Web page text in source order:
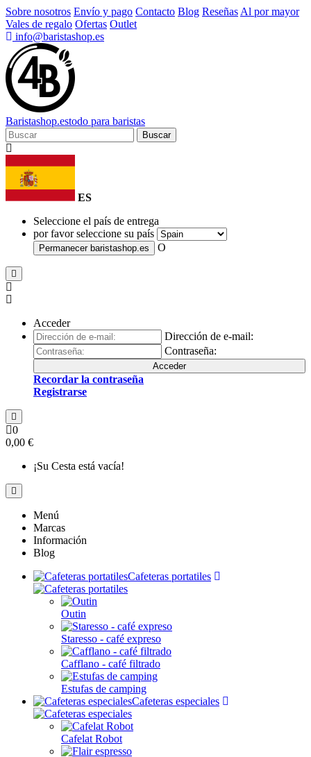
Sobre nosotros Envío y pago Contacto Blog Reseñas Al por mayor
Vales de regalo Ofertas Outlet
info@baristashop.es
Baristashop.estodo para baristas
Buscar
ES
Seleccione el país de entrega
por favor seleccione su país
Permanecer baristashop.es O
Acceder
Dirección de e-mail:
Contraseña:
Acceder
Recordar la contraseña
Registrarse
0
0,00 €
¡Su Cesta está vacía!
Menú
Marcas
Información
Blog
Cafeteras portatiles
Outin
Staresso - café expreso
Cafflano - café filtrado
Estufas de camping
Cafeteras especiales
Cafelat Robot